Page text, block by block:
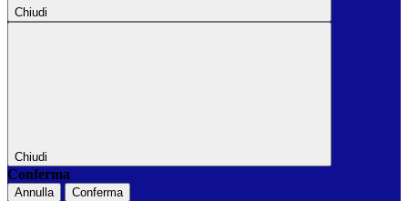
Chiudi
Chiudi
Conferma
Annulla Conferma